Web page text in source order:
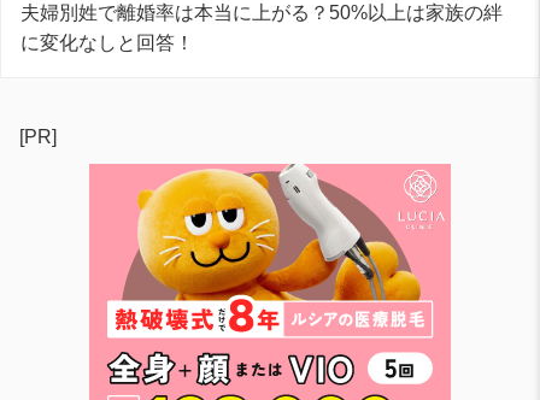
夫婦別姓で離婚率は本当に上がる？50%以上は家族の絆
に変化なしと回答！
[PR]